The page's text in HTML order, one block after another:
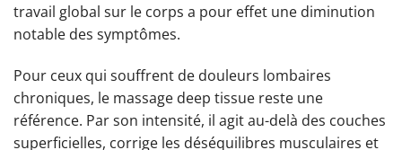
travail global sur le corps a pour effet une diminution
notable des symptômes.
Pour ceux qui souffrent de douleurs lombaires
chroniques, le massage deep tissue reste une
référence. Par son intensité, il agit au-delà des couches
superficielles, corrige les déséquilibres musculaires et